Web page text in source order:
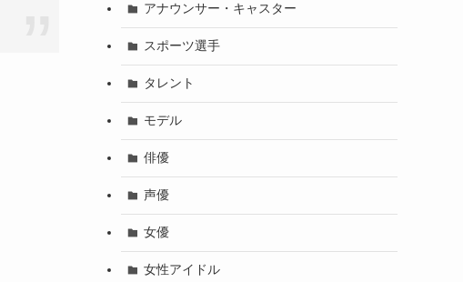
アナウンサー・キャスター
スポーツ選手
タレント
モデル
俳優
声優
女優
女性アイドル